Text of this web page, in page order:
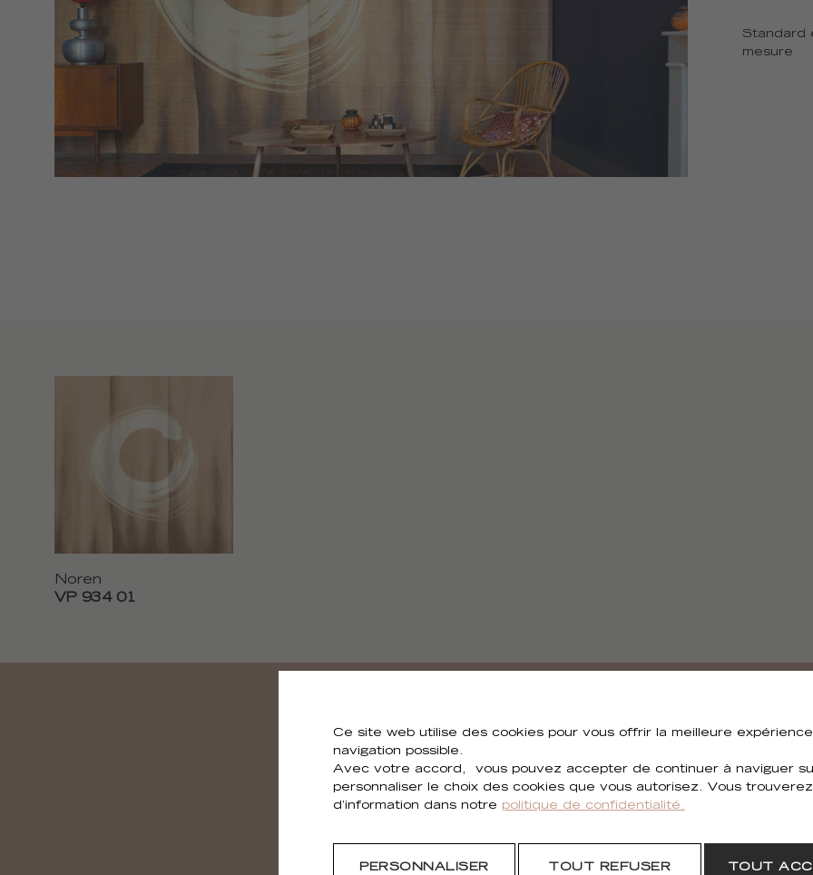
Standard
mesure
Noren
VP 934 01
Besoin de tous les visuels ?
Vous pouvez télécharger tous les visuels de la collection
Ce site web utilise des cookies pour vous offrir la meilleure
navigation possible.
Avec votre accord, vous pouvez accepter de continuer à naviguer
personnaliser le choix des cookies que vous autorisez. Vous
d’information dans notre politique de confidentialité.
PERSONNALISER TOUT REFUSER TOUT